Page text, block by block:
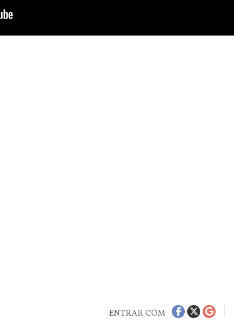
ENTRAR COM